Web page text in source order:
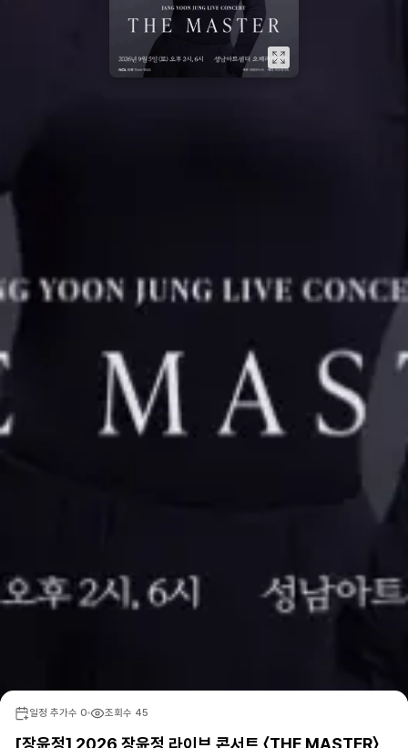
일정 추가수 0 조회수 45
[장윤정] 2026 장윤정 라이브 콘서트 〈THE MASTER〉